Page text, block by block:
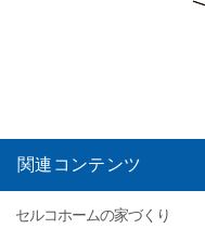
関連コンテンツ
セルコホームの家づくり